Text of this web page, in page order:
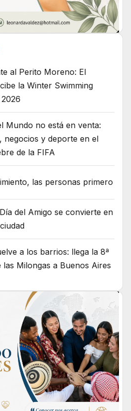
al Perito Moreno: El
la Winter Swimming
Mundo no está en venta:
negocios y deporte en el
de la FIFA
las personas primero
del Amigo se convierte en
a los barrios: llega la 8ª
las Milongas a Buenos Aires